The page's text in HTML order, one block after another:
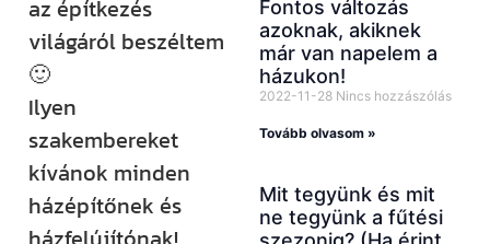
az építkezés
világáról beszéltem
🙂
Ilyen
szakembereket
kívánok minden
házépítőnek és
Fontos változás
azoknak, akiknek
már van napelem a
házukon!
2022-11-28 Nincs hozzászólás
Tovább olvasom »
Mit tegyünk és mit
ne tegyünk a fűtési